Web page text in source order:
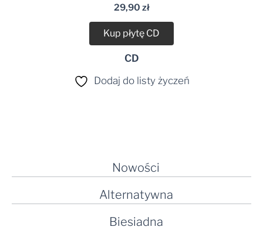
Nowości
Alternatywna
Biesiadna
29,90 zł
Kup płytę CD
CD
Dodaj do listy życzeń